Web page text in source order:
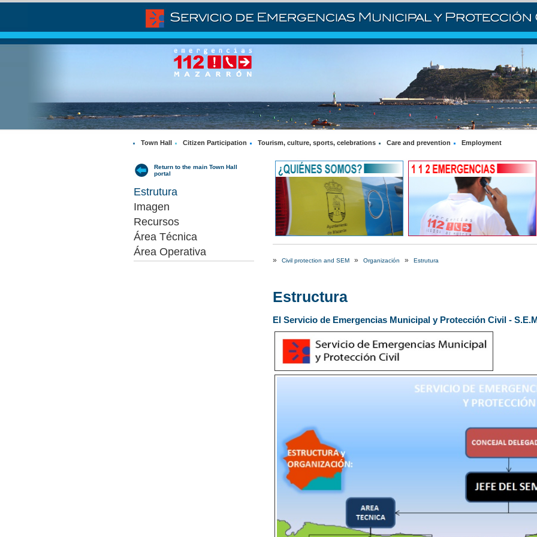
Town Hall Citizen Participation Tourism, culture, sports, celebrations Care and prevention Employment
Return to the main Town Hall
portal
Estrutura
Imagen
Recursos
Área Técnica
Área Operativa
» Civil protection and SEM » Organización » Estrutura
Estructura
El Servicio de Emergencias Municipal y Protección Civil -